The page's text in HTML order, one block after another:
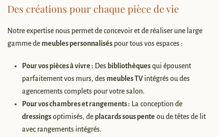
Des créations pour chaque pièce de vie
Notre expertise nous permet de concevoir et de réaliser une large
gamme de meubles personnalisés pour tous vos espaces :
Pour vos pièces à vivre : Des bibliothèquesqui épousent
parfaitement vos murs, des meubles TVintégrés ou des
agencements complets pour votre salon.
Pour vos chambres et rangements : La conception de
dressingsoptimisés, de placards sous pente ou de têtes de lit
avec rangements intégrés.